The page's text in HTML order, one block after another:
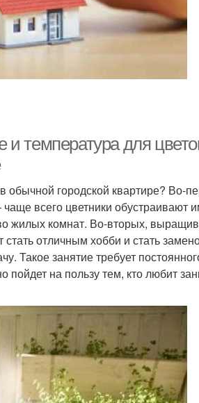
и температура для
обычной городской квартире? Во-
всего цветники обустраивают
жилых комнат. Во-вторых,
отличным хобби и стать
Такое занятие требует
на пользу тем, кто любит